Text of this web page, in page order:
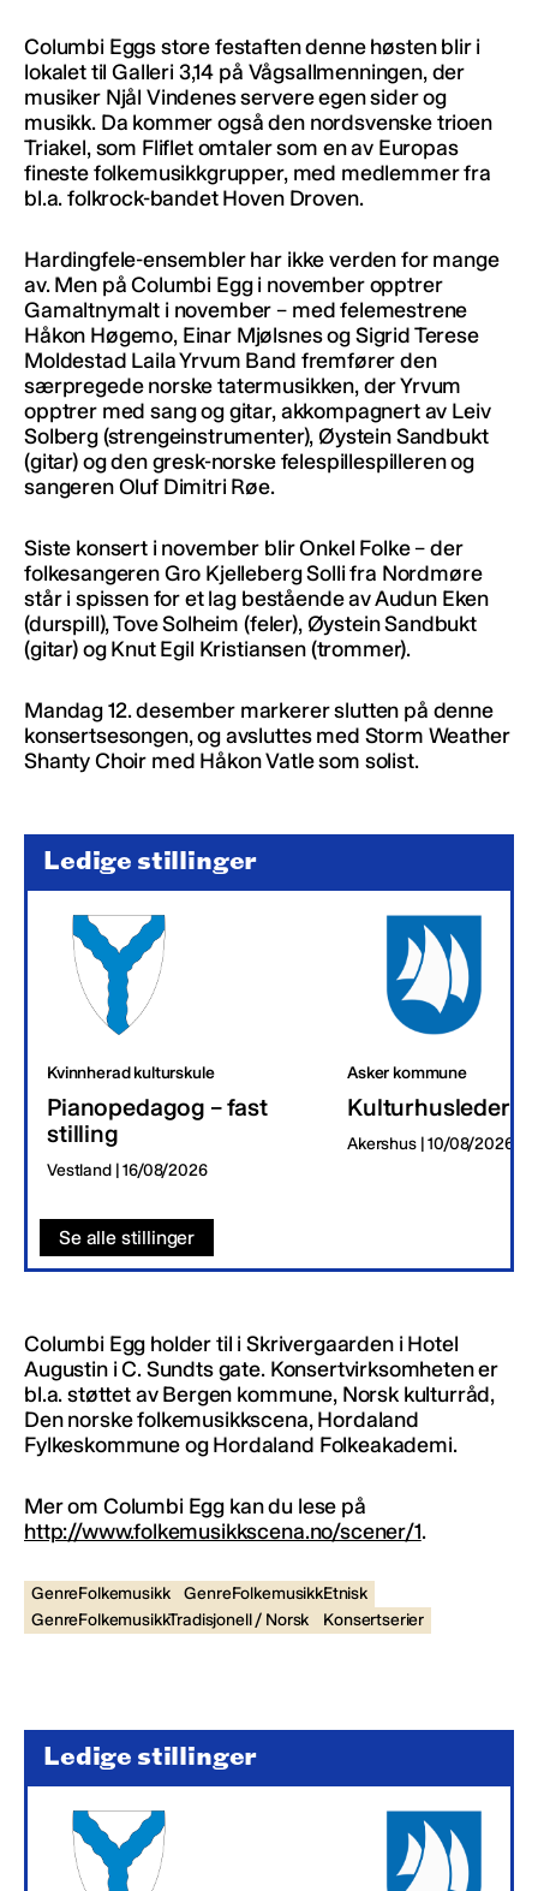
Columbi Eggs store festaften denne høsten blir i
lokalet til Galleri 3,14 på Vågsallmenningen, der
musiker Njål Vindenes servere egen sider og
musikk. Da kommer også den nordsvenske trioen
Triakel, som Fliflet omtaler som en av Europas
fineste folkemusikkgrupper, med medlemmer fra
bl.a. folkrock-bandet Hoven Droven.
Hardingfele-ensembler har ikke verden for mange
av. Men på Columbi Egg i november opptrer
Gamaltnymalt i november – med felemestrene
Håkon Høgemo, Einar Mjølsnes og Sigrid Terese
Moldestad Laila Yrvum Band fremfører den
særpregede norske tatermusikken, der Yrvum
opptrer med sang og gitar, akkompagnert av Leiv
Solberg (strengeinstrumenter), Øystein Sandbukt
(gitar) og den gresk-norske felespillespilleren og
sangeren Oluf Dimitri Røe.
Siste konsert i november blir Onkel Folke – der
folkesangeren Gro Kjelleberg Solli fra Nordmøre
står i spissen for et lag bestående av Audun Eken
(durspill), Tove Solheim (feler), Øystein Sandbukt
(gitar) og Knut Egil Kristiansen (trommer).
Mandag 12. desember markerer slutten på denne
konsertsesongen, og avsluttes med Storm Weather
Shanty Choir med Håkon Vatle som solist.
Ledige stillinger
Kvinnherad kulturskule
Pianopedagog – fast
stilling
Vestland | 16/08/2026
Asker kommune
Kulturhusleder
Akershus | 10/08/2026
Se alle stillinger
Columbi Egg holder til i Skrivergaarden i Hotel
Augustin i C. Sundts gate. Konsertvirksomheten er
bl.a. støttet av Bergen kommune, Norsk kulturråd,
Den norske folkemusikkscena, Hordaland
Fylkeskommune og Hordaland Folkeakademi.
Mer om Columbi Egg kan du lese på
http://www.folkemusikkscena.no/scener/1.
GenreFolkemusikk
GenreFolkemusikkEtnisk
GenreFolkemusikkTradisjonell / Norsk
Konsertserier
Ledige stillinger